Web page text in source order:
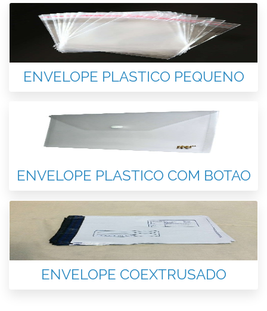
ENVELOPE PLASTICO PEQUENO
ENVELOPE PLASTICO COM BOTAO
ENVELOPE COEXTRUSADO